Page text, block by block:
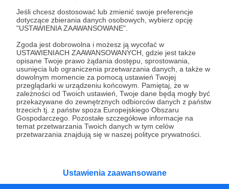
Jeśli chcesz dostosować lub zmienić swoje preferencje
dotyczące zbierania danych osobowych, wybierz opcję
"USTAWIENIA ZAAWANSOWANE".
Zgoda jest dobrowolna i możesz ją wycofać w
USTAWIENIACH ZAAWANSOWANYCH, gdzie jest także
opisane Twoje prawo żądania dostępu, sprostowania,
usunięcia lub ograniczenia przetwarzania danych, a także w
dowolnym momencie za pomocą ustawień Twojej
przeglądarki w urządzeniu końcowym. Pamiętaj, że w
zależności od Twoich ustawień, Twoje dane będą mogły być
przekazywane do zewnętrznych odbiorców danych z państw
trzecich tj. z państw spoza Europejskiego Obszaru
Gospodarczego. Pozostałe szczegółowe informacje na
temat przetwarzania Twoich danych w tym celów
przetwarzania znajdują się w naszej polityce prywatności.
Ustawienia zaawansowane
Ikona Ukrzyżowanie
Udostępnij
Śląska Szkoła Ikonograficzna